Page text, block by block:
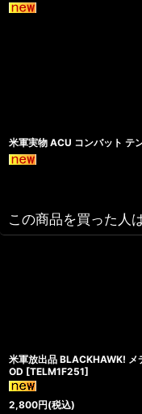
米軍実物 ACU コンバット テ
この商品を買った人
米軍放出品 BLACKHAWK! メ
OD [TELM1F251]
2,800円(税込)